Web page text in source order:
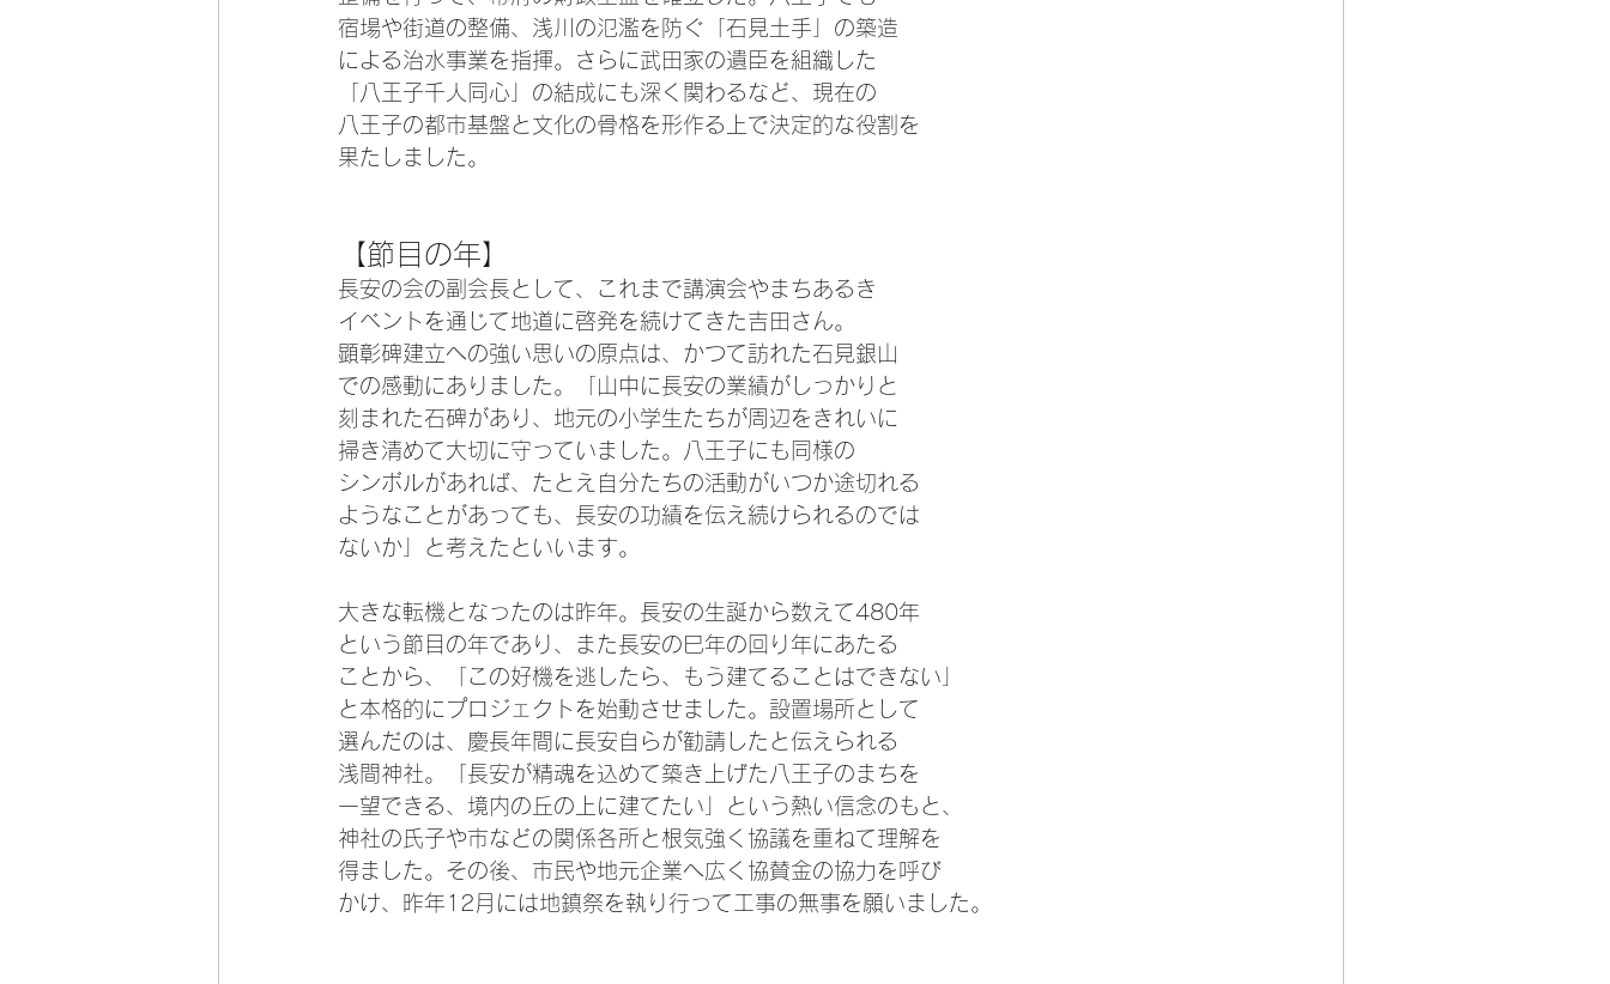
宿場や街道の整備、浅川の氾濫を防ぐ「石見土手」の築造
による治水事業を指揮。さらに武田家の遺臣を組織した
「八王子千人同心」の結成にも深く関わるなど、現在の
八王子の都市基盤と文化の骨格を形作る上で決定的な役割を
果たしました。
【節目の年】
長安の会の副会長として、これまで講演会やまちあるき
イベントを通じて地道に啓発を続けてきた吉田さん。
顕彰碑建立への強い思いの原点は、かつて訪れた石見銀山
での感動にありました。「山中に長安の業績がしっかりと
刻まれた石碑があり、地元の小学生たちが周辺をきれいに
掃き清めて大切に守っていました。八王子にも同様の
シンボルがあれば、たとえ自分たちの活動がいつか途切れる
ようなことがあっても、長安の功績を伝え続けられるのでは
ないか」と考えたといいます。
大きな転機となったのは昨年。長安の生誕から数えて480年
という節目の年であり、また長安の巳年の回り年にあたる
ことから、「この好機を逃したら、もう建てることはできない」
と本格的にプロジェクトを始動させました。設置場所として
選んだのは、慶長年間に長安自らが勧請したと伝えられる
浅間神社。「長安が精魂を込めて築き上げた八王子のまちを
一望できる、境内の丘の上に建てたい」という熱い信念のもと、
神社の氏子や市などの関係各所と根気強く協議を重ねて理解を
得ました。その後、市民や地元企業へ広く協賛金の協力を呼び
かけ、昨年12月には地鎮祭を執り行って工事の無事を願いました。